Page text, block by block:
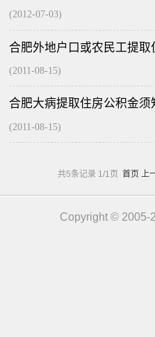
(2012-07-03)
合肥外地户口或农民工提取
(2011-08-15)
合肥大病提取住房公积金须
(2011-08-15)
共5条记录 1/1页首页 上
Copyright © 2005-